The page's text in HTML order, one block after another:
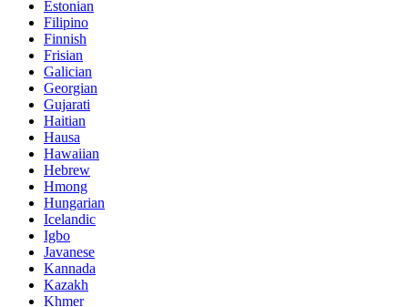
Estonian
Filipino
Finnish
Frisian
Galician
Georgian
Gujarati
Haitian
Hausa
Hawaiian
Hebrew
Hmong
Hungarian
Icelandic
Igbo
Javanese
Kannada
Kazakh
Khmer